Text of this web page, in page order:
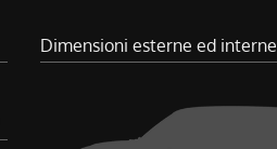
Dimensioni esterne ed interne